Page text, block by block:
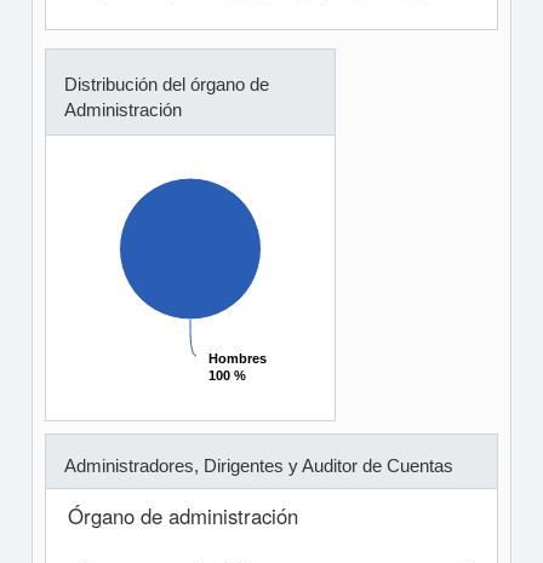
Distribución del órgano de
Administración
Hombres
100 %
Hombres
100 %
Administradores, Dirigentes y Auditor de Cuentas
Órgano de administración